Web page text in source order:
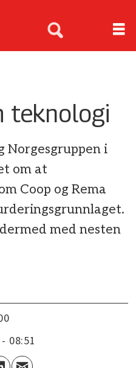
teknologi
Norgesgruppen i
om at
Coop og Rema
med nesten
- 08:51